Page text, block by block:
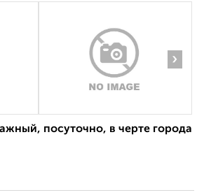
›
посуточно, в черте города